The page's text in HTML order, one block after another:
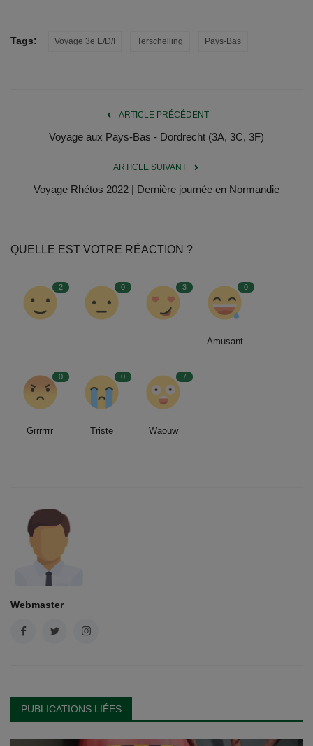
Tags: Voyage 3e E/D/I Terschelling Pays-Bas
ARTICLE PRÉCÉDENT
Voyage aux Pays-Bas - Dordrecht (3A, 3C, 3F)
ARTICLE SUIVANT
Voyage Rhétos 2022 | Dernière journée en Normandie
QUELLE EST VOTRE RÉACTION ?
2 0 3 0
Amusant
0
Grrrrrrr
0
Triste
7
Waouw
Webmaster
PUBLICATIONS LIÉES